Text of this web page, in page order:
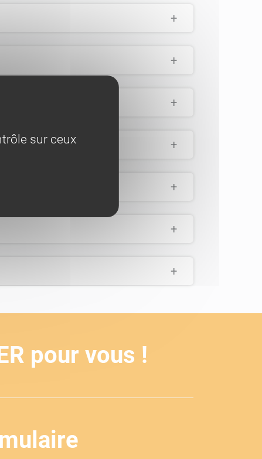
+
+
+
+
+
+
+
pour vous !
sur ceux